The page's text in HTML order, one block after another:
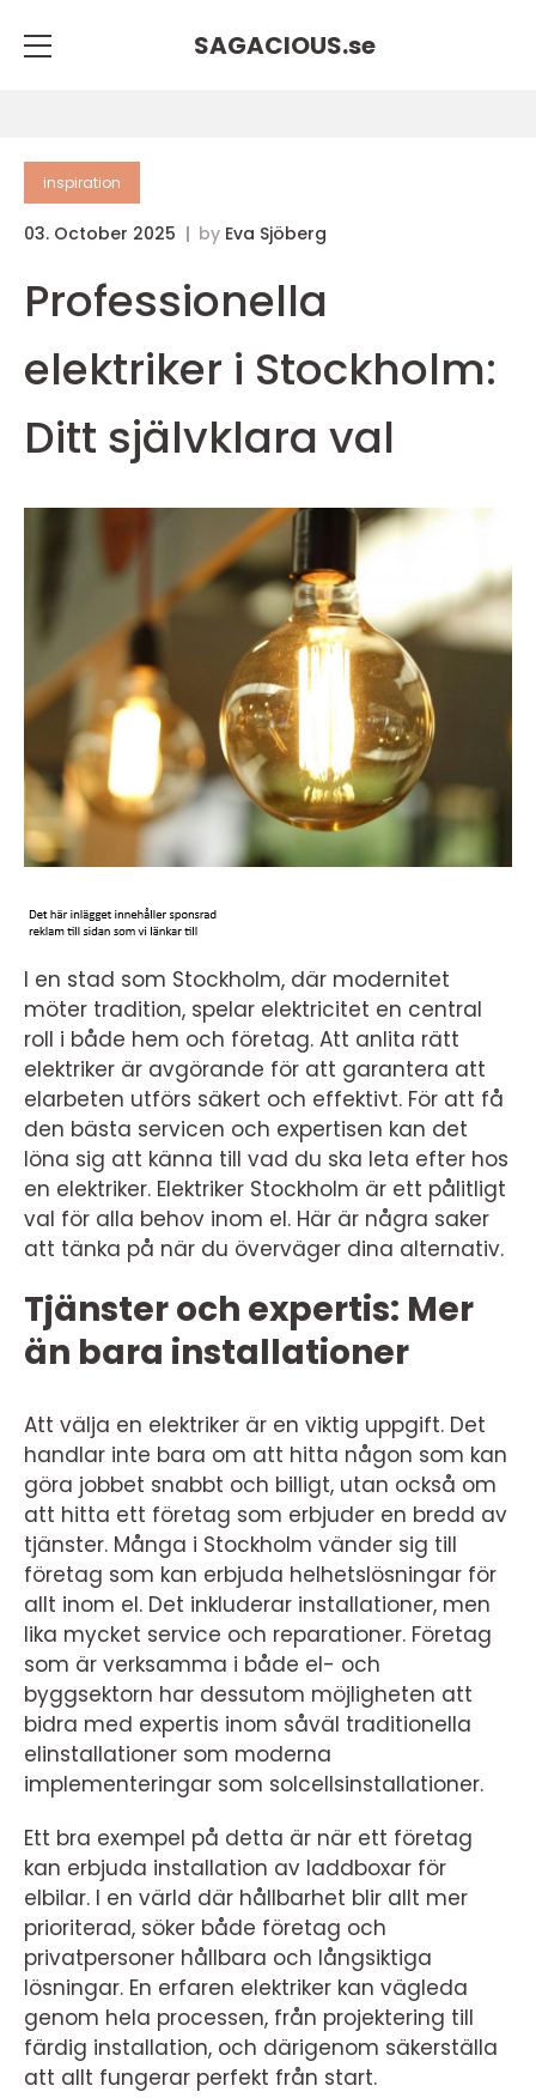
SAGACIOUS.se
inspiration
03. October 2025 by Eva Sjöberg
Professionella
elektriker i Stockholm:
Ditt självklara val
I en stad som Stockholm, där modernitet
möter tradition, spelar elektricitet en central
roll i både hem och företag. Att anlita rätt
elektriker är avgörande för att garantera att
elarbeten utförs säkert och effektivt. För att få
den bästa servicen och expertisen kan det
löna sig att känna till vad du ska leta efter hos
en elektriker. Elektriker Stockholm är ett pålitligt
val för alla behov inom el. Här är några saker
att tänka på när du överväger dina alternativ.
Tjänster och expertis: Mer
än bara installationer
Att välja en elektriker är en viktig uppgift. Det
handlar inte bara om att hitta någon som kan
göra jobbet snabbt och billigt, utan också om
att hitta ett företag som erbjuder en bredd av
tjänster. Många i Stockholm vänder sig till
företag som kan erbjuda helhetslösningar för
allt inom el. Det inkluderar installationer, men
lika mycket service och reparationer. Företag
som är verksamma i både el- och
byggsektorn har dessutom möjligheten att
bidra med expertis inom såväl traditionella
elinstallationer som moderna
implementeringar som solcellsinstallationer.
Ett bra exempel på detta är när ett företag
kan erbjuda installation av laddboxar för
elbilar. I en värld där hållbarhet blir allt mer
prioriterad, söker både företag och
privatpersoner hållbara och långsiktiga
lösningar. En erfaren elektriker kan vägleda
genom hela processen, från projektering till
färdig installation, och därigenom säkerställa
att allt fungerar perfekt från start.